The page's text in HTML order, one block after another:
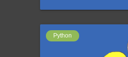
Python